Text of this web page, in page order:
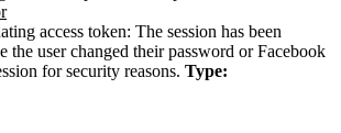
access token: The session has been
the user changed their password or Facebook
for security reasons. Type: